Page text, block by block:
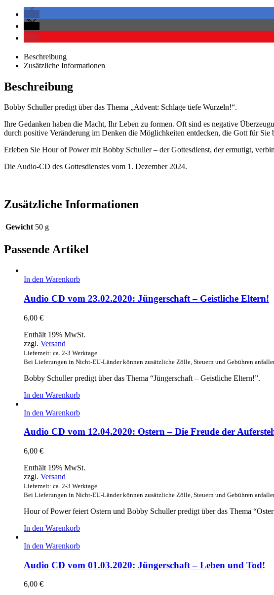
Beschreibung
Zusätzliche Informationen
Beschreibung
Bobby Schuller predigt über das Thema „Advent: Schlage tiefe Wurzeln!“.
Ihre Gedanken haben die Macht, Ihr Leben zu formen. Oft sind es negative
durch positive Veränderung im Denken die Möglichkeiten entdecken, die Gott für Sie
Erleben Sie Hour of Power mit Bobby Schuller – der Gottesdienst, der ermutigt,
Die Audio-CD des Gottesdienstes vom 1. Dezember 2024.
Zusätzliche Informationen
Gewicht 50 g
Passende Artikel
In den Warenkorb
Audio CD vom 23.02.2020: Jüngerschaft – Geistliche Eltern!
6,00 €
Enthält 19% MwSt.
zzgl. Versand
Lieferzeit: ca. 2-3 Werktage
Bei Lieferungen in Nicht-EU-Länder können zusätzliche Zölle, Steuern und Gebühren
Bobby Schuller predigt über das Thema “Jüngerschaft – Geistliche Eltern!”.
In den Warenkorb
In den Warenkorb
Audio CD vom 12.04.2020: Ostern – Die Freude der
6,00 €
Enthält 19% MwSt.
zzgl. Versand
Lieferzeit: ca. 2-3 Werktage
Bei Lieferungen in Nicht-EU-Länder können zusätzliche Zölle, Steuern und Gebühren
Hour of Power feiert Ostern und Bobby Schuller predigt über das Thema
In den Warenkorb
In den Warenkorb
Audio CD vom 01.03.2020: Jüngerschaft – Leben und Tod!
6,00 €